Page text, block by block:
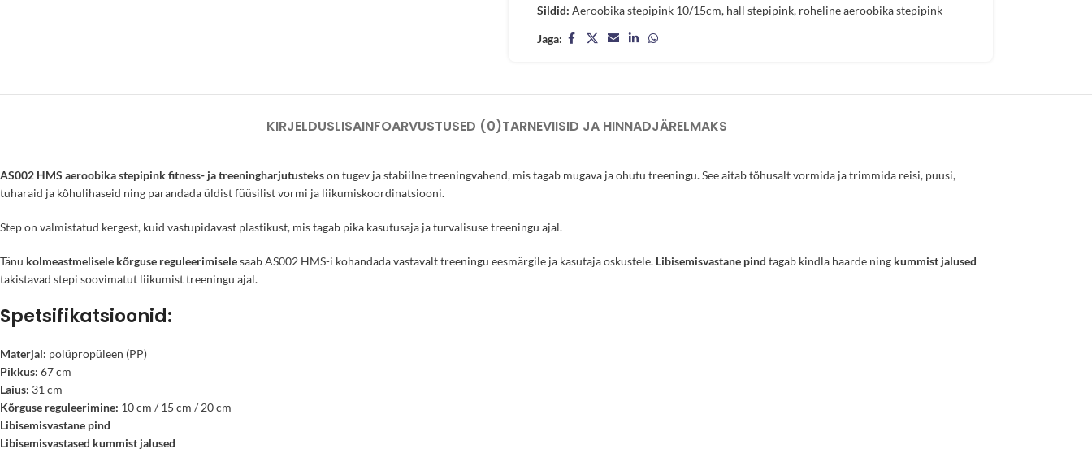
Sildid: Aeroobika stepipink 10/15cm, hall stepipink, roheline aeroobika stepipink
Jaga:
KIRJELDUSLISAINFOARVUSTUSED (0)TARNEVIISID JA HINNADJÄRELMAKS
AS002 HMS aeroobika stepipink fitness- ja treeningharjutustekson tugev ja stabiilne treeningvahend, mis tagab mugava ja ohutu treeningu. See aitab tõhusalt vormida ja trimmida reisi, puusi,
tuharaid ja kõhulihaseid ning parandada üldist füüsilist vormi ja liikumiskoordinatsiooni.
Step on valmistatud kergest, kuid vastupidavast plastikust, mis tagab pika kasutusaja ja turvalisuse treeningu ajal.
Tänu kolmeastmelisele kõrguse reguleerimiselesaab AS002 HMS-i kohandada vastavalt treeningu eesmärgile ja kasutaja oskustele. Libisemisvastane pind tagab kindla haarde ning kummist jalused
takistavad stepi soovimatut liikumist treeningu ajal.
Spetsifikatsioonid:
Materjal: polüpropüleen (PP)
Pikkus: 67 cm
Laius: 31 cm
Kõrguse reguleerimine: 10 cm / 15 cm / 20 cm
Libisemisvastane pind
Libisemisvastased kummist jalused